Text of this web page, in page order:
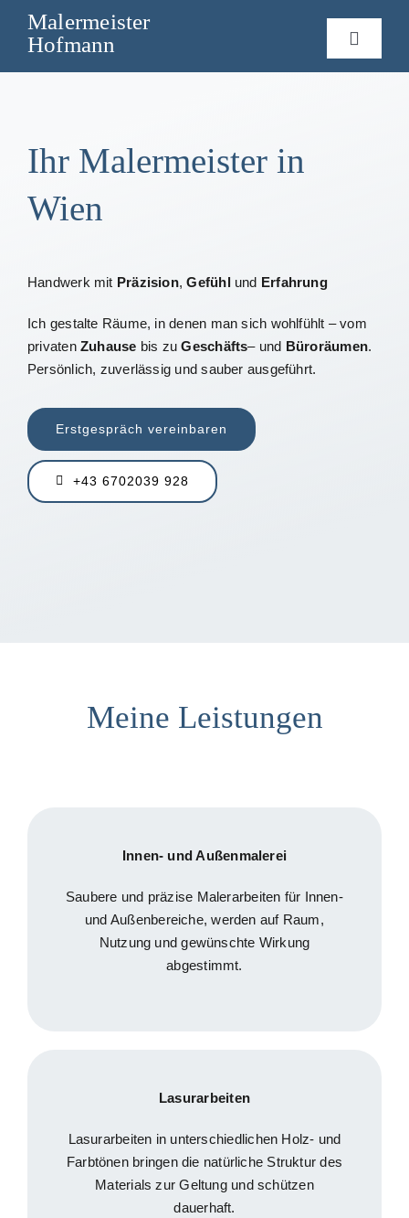
content
Malermeister
Hofmann
Toggle
Leistungen
Ihr Malermeister in
Wien
Handwerk mit Präzision,Gefühl und Erfahrung
Ich gestalte Räume, in denen man sich wohlfühlt – vom
privatenZuhause bis zuGeschäfts– und Büroräumen.
Persönlich, zuverlässig und sauber ausgeführt.
Erstgespräch vereinbaren
+43 6702039 928
Meine Leistungen
Innen- und Außenmalerei
Saubere und präzise Malerarbeiten für Innen-
und Außenbereiche, werden auf Raum,
Nutzung und gewünschte Wirkung
abgestimmt.
Lasurarbeiten
Lasurarbeiten in unterschiedlichen Holz- und
Farbtönen bringen die natürliche Struktur des
Materials zur Geltung und schützen
dauerhaft.